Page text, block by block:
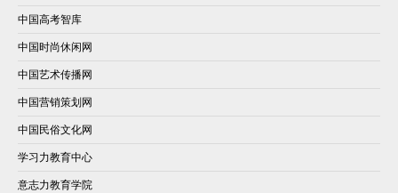
中国高考智库
中国时尚休闲网
中国艺术传播网
中国营销策划网
中国民俗文化网
学习力教育中心
意志力教育学院